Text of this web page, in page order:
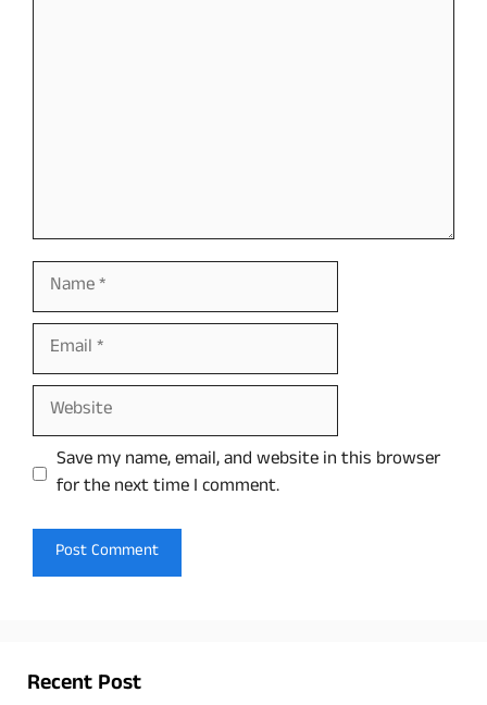
Name
Email
Website
Save my name, email, and website in this browser
for the next time I comment.
Recent Post